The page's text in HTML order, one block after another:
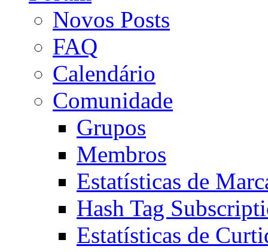
Novos Posts
FAQ
Calendário
Comunidade
Grupos
Membros
Estatísticas de
Hash Tag
Estatísticas de